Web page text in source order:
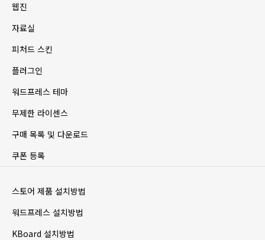
웹진
자료실
피처드 스킨
플러그인
워드프레스 테마
무제한 라이센스
구매 목록 및 다운로드
쿠폰 등록
스토어 제품 설치방법
워드프레스 설치방법
KBoard 설치방법